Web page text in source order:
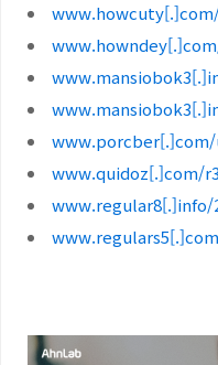
www.quidoz[.]com/